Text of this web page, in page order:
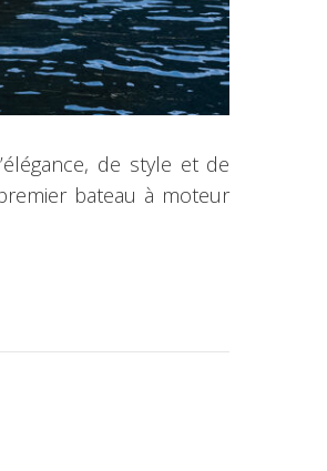
de style et de
bateau à moteur